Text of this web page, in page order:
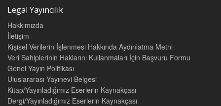
Legal Yayıncılık
Hakkımızda
İletişim
Kişisel Verilerin İşlenmesi Hakkında Aydınlatma Metni
Veri Sahiplerinin Haklarını Kullanmaları İçin Başvuru Formu
Genel Yayın Politikası
Uluslararası Yayınevi Belgesi
Kitap/Yayınladığımız Eserlerin Kaynakçası
Dergi/Yayınladığımız Eserlerin Kaynakçası